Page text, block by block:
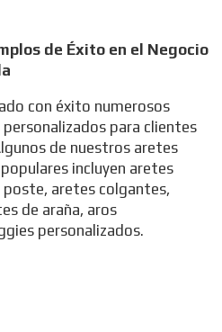
de Éxito en el Negocio
con éxito numerosos
para clientes
de nuestros aretes
incluyen aretes
aretes colgantes,
de araña, aros
personalizados.